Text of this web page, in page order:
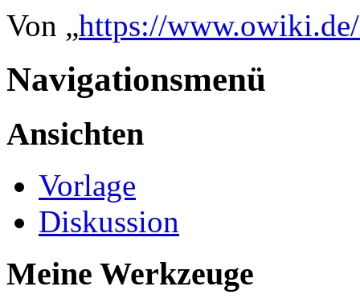
Von „https://
Navigationsmenü
Ansichten
Vorlage
Diskussion
Meine Werkzeuge